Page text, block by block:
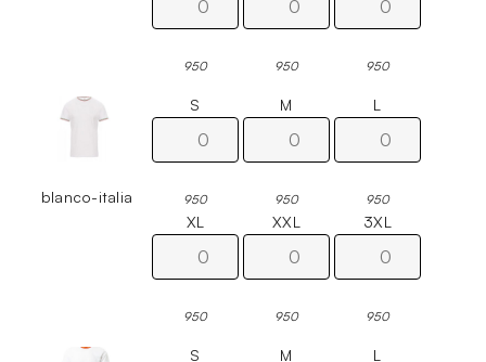
950 950 950
blanco-italia
S
950
M
950
L
950
XL
950
XXL
950
3XL
950
S M L